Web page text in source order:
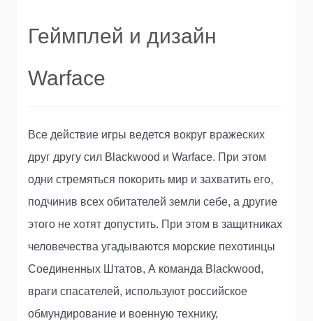
Геймплей и дизайн
Warface
Все действие игры ведется вокруг вражеских
друг другу сил Blackwood и Warface. При этом
одни стремяться покорить мир и захватить его,
подчинив всех обитателей земли себе, а другие
этого не хотят допустить. При этом в защитниках
человечества угадываются морские пехотинцы
Соединенных Штатов, А команда Blackwood,
враги спасателей, используют российское
обмундирование и военную технику,